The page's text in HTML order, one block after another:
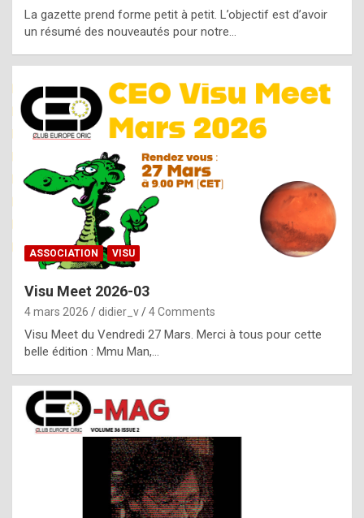
e
n
u
i
n
e
R
o
p
l
c
h
i
s
t
La gazette prend forme petit à petit. L’objectif est d’avoir
un résumé des nouveautés pour notre…
ASSOCIATION VISU
Visu Meet 2026-03
4 mars 2026 didier_v 4 Comments
Visu Meet du Vendredi 27 Mars. Merci à tous pour cette
belle édition : Mmu Man,…